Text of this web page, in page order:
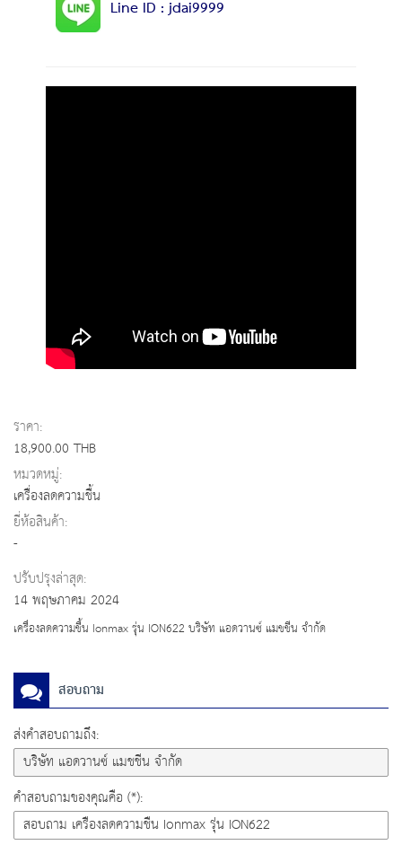
Line ID : jdai9999
ราคา:
18,900.00 THB
หมวดหมู่:
เครื่องลดความชื้น
ยี่ห้อสินค้า:
-
ปรับปรุงล่าสุด:
14 พฤษภาคม 2024
เครื่องลดความชื้น Ionmax รุ่น ION622 บริษัท แอดวานซ์ แมชชีน จำกัด
สอบถาม
ส่งคำสอบถามถึง:
คำสอบถามของคุณคือ (*):